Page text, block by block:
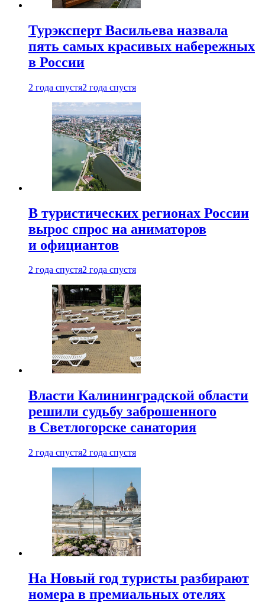
Турэксперт Васильева назвала
пять самых красивых набережных
в России
2 года спустя2 года спустя
В туристических регионах России
вырос спрос на аниматоров
и официантов
2 года спустя2 года спустя
Власти Калининградской области
решили судьбу заброшенного
в Светлогорске санатория
2 года спустя2 года спустя
На Новый год туристы разбирают
номера в премиальных отелях